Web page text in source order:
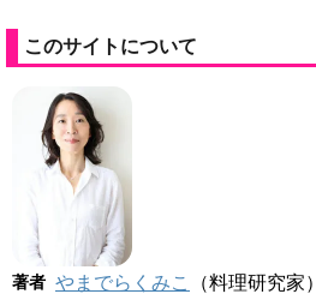
このサイトについて
著者 やまでらくみこ （料理研究家）